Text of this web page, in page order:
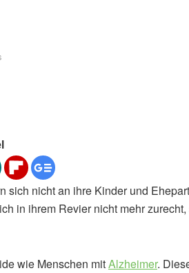
sich nicht an ihre Kinder und
in ihrem Revier nicht mehr
wie Menschen mitAlzheimer.